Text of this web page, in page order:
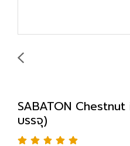
SABATON
บรรจุ)